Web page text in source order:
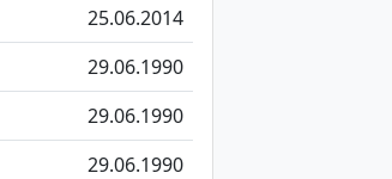
25.06.2014
29.06.1990
29.06.1990
29.06.1990